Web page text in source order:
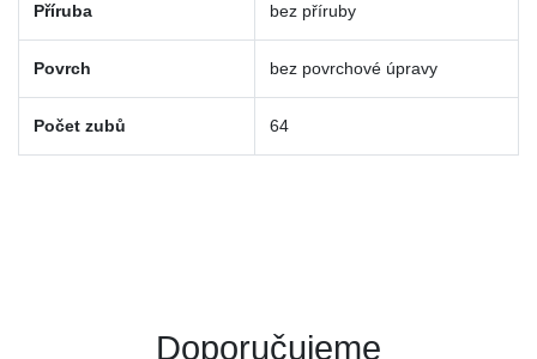
Příruba bez příruby
Povrch bez povrchové úpravy
Počet zubů 64
Doporučujeme